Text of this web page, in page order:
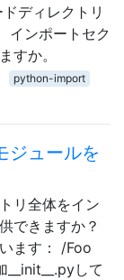
ディレクトリ
インポートセク
すか。
python-import
ジュールを
リ全体をイン
できますか？
ます： /Foo
して